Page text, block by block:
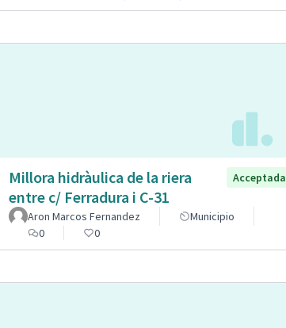
Millora hidràulica de la riera
entre c/ Ferradura i C-31
Acceptada
Aron Marcos Fernandez
Municipio
0
0